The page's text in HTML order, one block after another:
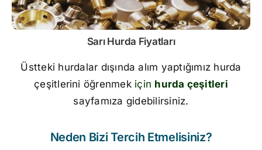
Sarı Hurda Fiyatları
Üstteki hurdalar dışında alım yaptığımız hurda
çeşitlerini öğrenmek için hurda çeşitleri
sayfamıza gidebilirsiniz.
Neden Bizi Tercih Etmelisiniz?